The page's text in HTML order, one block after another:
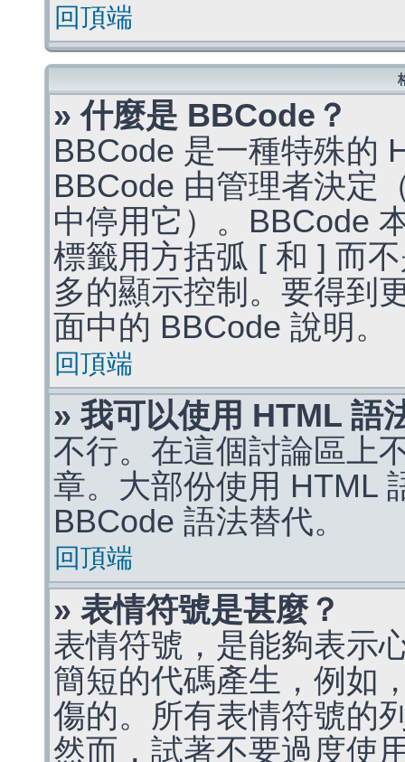
回頂端
» 什麼是 BBCode？
BBCode 是一種特殊的
BBCode 由管理者決定
中停用它）。BBCode
標籤用方括弧 [ 和 ] 而
多的顯示控制。要得到
面中的 BBCode 說明。
回頂端
» 我可以使用 HTML 語
不行。在這個討論區上
章。大部份使用 HTML
BBCode 語法替代。
回頂端
» 表情符號是甚麼？
表情符號，是能夠表示
簡短的代碼產生，例如
傷的。所有表情符號的
然而，試著不要過度使